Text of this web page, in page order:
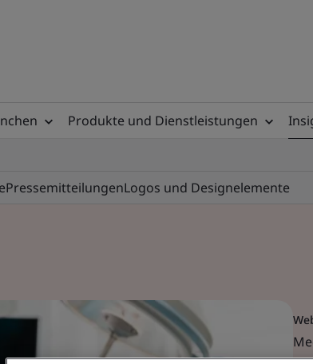
Produkte und Dienstleistungen
PressemitteilungenLogos und Designelemente